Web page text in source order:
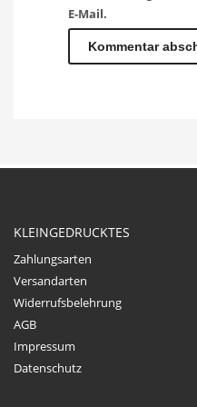
E-Mail.
KLEINGEDRUCKTES
Zahlungsarten
Versandarten
Widerrufsbelehrung
AGB
Impressum
Datenschutz